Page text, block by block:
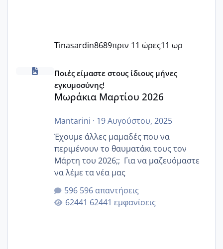
Tinasardin8689πριν 11 ώρες11 ωρ
Μωράκια Μαρτίου 2026
Ποιές είμαστε στους ίδιους μήνες
εγκυμοσύνης!
Μωράκια Μαρτίου 2026
Mantarini · 19 Αυγούστου, 2025
Έχουμε άλλες μαμαδές που να
περιμένουν το θαυματάκι τους τον
Μάρτη του 2026;; Για να μαζευόμαστε
να λέμε τα νέα μας
596 απαντήσεις
62441 εμφανίσεις